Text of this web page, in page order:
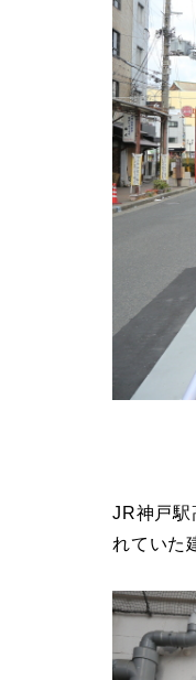
JR神戸駅
れていた